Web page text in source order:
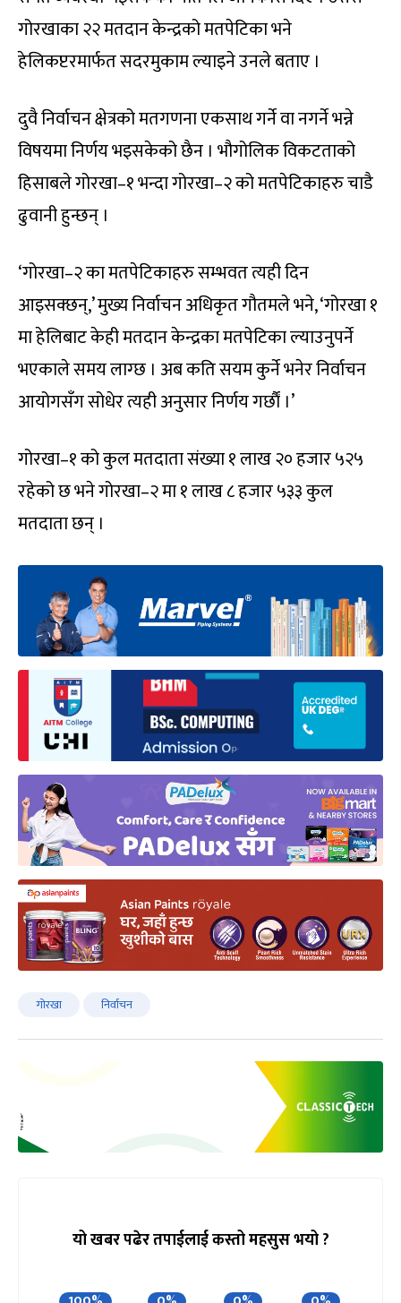
गोरखाका २२ मतदान केन्द्रको मतपेटिका भने
हेलिकप्टरमार्फत सदरमुकाम ल्याइने उनले बताए ।
दुवै निर्वाचन क्षेत्रको मतगणना एकसाथ गर्ने वा नगर्ने भन्ने
विषयमा निर्णय भइसकेको छैन । भौगोलिक विकटताको
हिसाबले गोरखा–१ भन्दा गोरखा–२ को मतपेटिकाहरु चाडै
ढुवानी हुन्छन् ।
‘गोरखा–२ का मतपेटिकाहरु सम्भवत त्यही दिन
आइसक्छन्,’ मुख्य निर्वाचन अधिकृत गौतमले भने, ‘गोरखा १
मा हेलिबाट केही मतदान केन्द्रका मतपेटिका ल्याउनुपर्ने
भएकाले समय लाग्छ । अब कति सयम कुर्ने भनेर निर्वाचन
आयोगसँग सोधेर त्यही अनुसार निर्णय गर्छाैं ।’
गोरखा–१ को कुल मतदाता संख्या १ लाख २० हजार ५२५
रहेको छ भने गोरखा–२ मा १ लाख ८ हजार ५३३ कुल
मतदाता छन् ।
गोरखा निर्वाचन
यो खबर पढेर तपाईलाई कस्तो महसुस भयो ?